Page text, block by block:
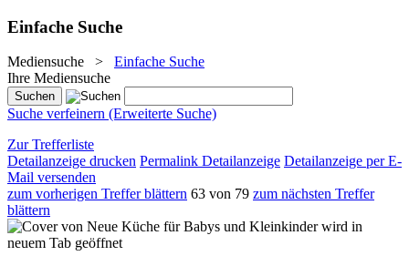
Einfache Suche
Mediensuche > Einfache Suche
Ihre Mediensuche
Suche verfeinern (Erweiterte Suche)
Zur Trefferliste
Detailanzeige drucken Permalink Detailanzeige Detailanzeige per E-
Mail versenden
zum vorherigen Treffer blättern 63 von 79 zum nächsten Treffer
blättern
wird in
neuem Tab geöffnet